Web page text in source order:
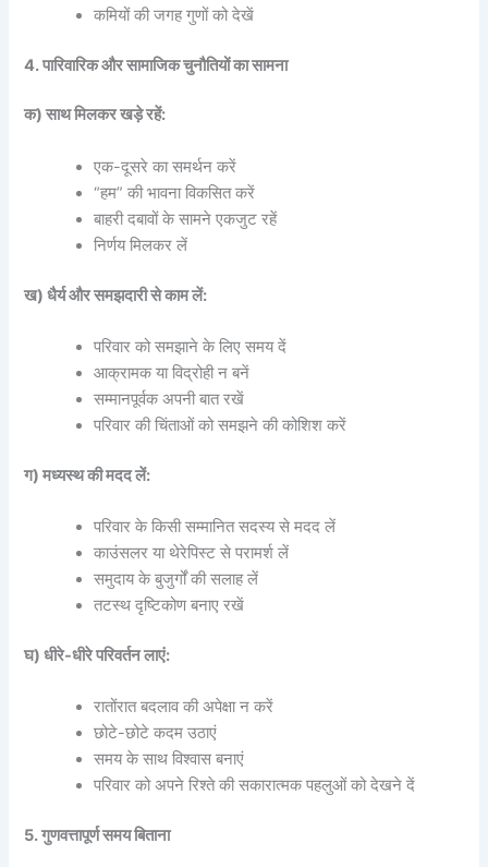
कमियों की जगह गुणों को देखें
4. पारिवारिक और सामाजिक चुनौतियों का सामना
क) साथ मिलकर खड़े रहें:
एक-दूसरे का समर्थन करें
“हम” की भावना विकसित करें
बाहरी दबावों के सामने एकजुट रहें
निर्णय मिलकर लें
ख) धैर्य और समझदारी से काम लें:
परिवार को समझाने के लिए समय दें
आक्रामक या विद्रोही न बनें
सम्मानपूर्वक अपनी बात रखें
परिवार की चिंताओं को समझने की कोशिश करें
ग) मध्यस्थ की मदद लें:
परिवार के किसी सम्मानित सदस्य से मदद लें
काउंसलर या थेरेपिस्ट से परामर्श लें
समुदाय के बुजुर्गों की सलाह लें
तटस्थ दृष्टिकोण बनाए रखें
घ) धीरे-धीरे परिवर्तन लाएं:
रातोंरात बदलाव की अपेक्षा न करें
छोटे-छोटे कदम उठाएं
समय के साथ विश्वास बनाएं
परिवार को अपने रिश्ते की सकारात्मक पहलुओं को देखने दें
5. गुणवत्तापूर्ण समय बिताना